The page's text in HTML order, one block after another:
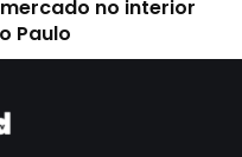
no interior
Paulo